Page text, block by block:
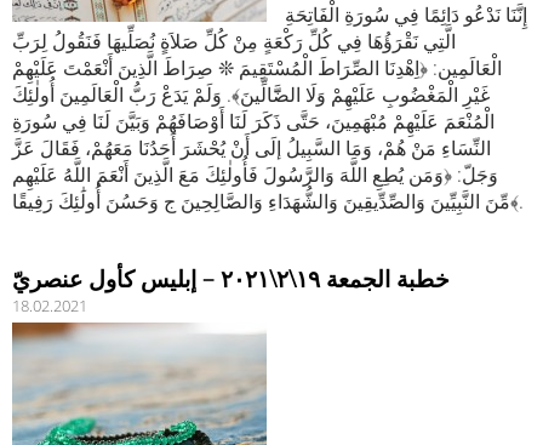
إِنَّنَا نَدْعُو دَائِمًا فِي سُورَةِ الْفَاتِحَةِ
الَّتِي نَقْرَؤُهَا فِي كُلِّ رَكْعَةٍ مِنْ كُلِّ صَلاَةٍ نُصَلِّيهَا فَنَقُولُ لِرَبِّ
الْعَالَمِين: ﴿اِهْدِنَا الصِّرَاطَ الْمُسْتَقِيمَ ❊ صِرَاطَ الَّذِينَ أَنْعَمْتَ عَلَيْهِمْ
غَيْرِ الْمَغْضُوبِ عَلَيْهِمْ وَلَا الضَّٓالِّينَ﴾. وَلَمْ يَدَعْ رَبُّ الْعَالَمِينَ أُولٰئِكَ
الْمُنْعَمَ عَلَيْهِمْ مُبْهَمِينَ، حَتَّى ذَكَرَ لَنَا أَوْصَافَهُمْ وَبَيَّنَ لَنَا فِي سُورَةِ
النِّسَاءِ مَنْ هُمْ، وَمَا السَّبِيلُ إلَى أَنْ يُحْشَرَ أَحَدُنَا مَعَهُمْ، فَقَالَ عَزَّ
وَجَلّ: ﴿وَمَن يُطِعِ اللَّهَ وَالرَّسُولَ فَأُولٰئِكَ مَعَ الَّذِينَ أَنْعَمَ اللَّهُ عَلَيْهِم
مِّنَ النَّبِيِّينَ وَالصِّدِّيقِينَ وَالشُّهَدَاءِ وَالصَّالِحِينَ ج وَحَسُنَ أُولَٰئِكَ رَفِيقًا﴾.
خطبة الجمعة ١٩\٢\٢٠٢١ – إبليس كأول عنصريّ
18.02.2021